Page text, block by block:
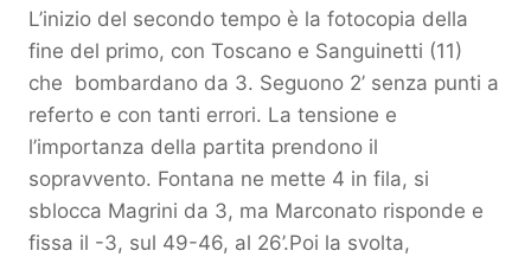
L’inizio del secondo tempo è la fotocopia della
fine del primo, con Toscano e Sanguinetti (11)
che bombardano da 3. Seguono 2’ senza punti a
referto e con tanti errori. La tensione e
l’importanza della partita prendono il
sopravvento. Fontana ne mette 4 in fila, si
sblocca Magrini da 3, ma Marconato risponde e
fissa il -3, sul 49-46, al 26’.Poi la svolta,